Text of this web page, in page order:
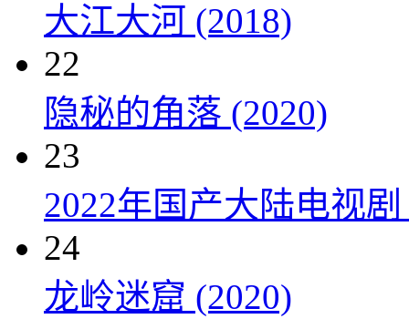
大江大河 (2018)
22
隐秘的角落 (2020)
23
2022年国产大陆电视
24
龙岭迷窟 (2020)